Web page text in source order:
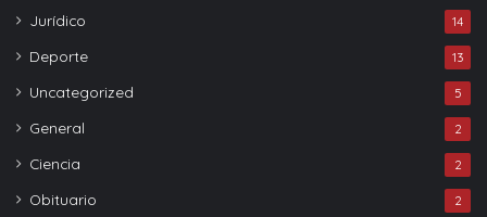
Jurídico 14
Deporte 13
Uncategorized 5
General 2
Ciencia 2
Obituario 2